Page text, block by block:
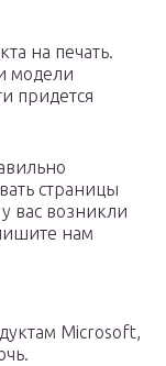
на печать.
модели
придется
страницы
вас возникли
нам
Microsoft,